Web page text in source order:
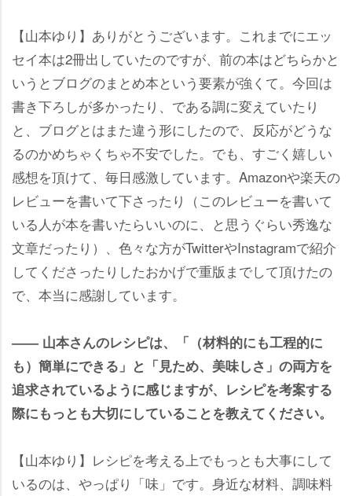
【山本ゆり】ありがとうございます。これまでにエッ
セイ本は2冊出していたのですが、前の本はどちらかと
いうとブログのまとめ本という要素が強くて。今回は
書き下ろしが多かったり、である調に変えていたり
と、ブログとはまた違う形にしたので、反応がどうな
るのかめちゃくちゃ不安でした。でも、すごく嬉しい
感想を頂けて、毎日感激しています。Amazonや楽天の
レビューを書いて下さったり（このレビューを書いて
いる人が本を書いたらいいのに、と思うぐらい秀逸な
文章だったり）、色々な方がTwitterやInstagramで紹介
してくださったりしたおかげで重版までして頂けたの
で、本当に感謝しています。
―― 山本さんのレシピは、「（材料的にも工程的に
も）簡単にできる」と「見ため、美味しさ」の両方を
追求されているように感じますが、レシピを考案する
際にもっとも大切にしていることを教えてください。
【山本ゆり】レシピを考える上でもっとも大事にして
いるのは、やっぱり「味」です。身近な材料、調味料